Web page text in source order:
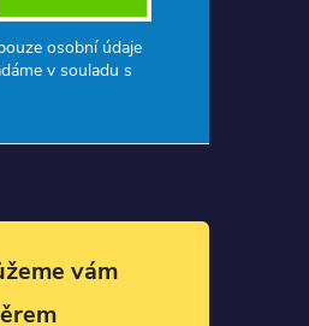
osobní údaje
v souladu s